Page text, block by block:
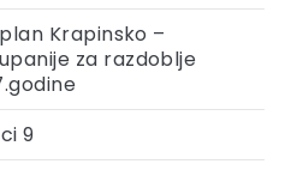
Krapinsko –
za razdoblje
9